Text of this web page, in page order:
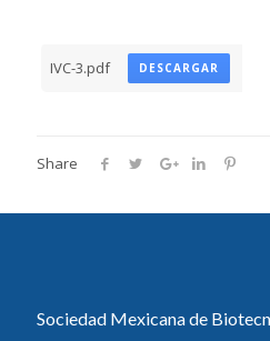
IVC-3.pdf DESCARGAR
Share
Sociedad Mexicana de